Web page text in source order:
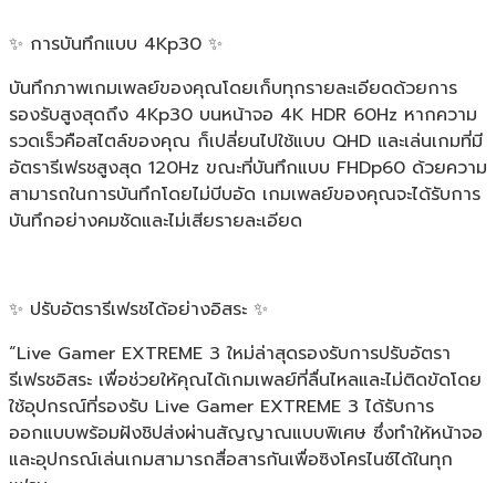
✨ การบันทึกแบบ 4Kp30 ✨
บันทึกภาพเกมเพลย์ของคุณโดยเก็บทุกรายละเอียดด้วยการ
รองรับสูงสุดถึง 4Kp30 บนหน้าจอ 4K HDR 60Hz หากความ
รวดเร็วคือสไตล์ของคุณ ก็เปลี่ยนไปใช้แบบ QHD และเล่นเกมที่มี
อัตรารีเฟรชสูงสุด 120Hz ขณะที่บันทึกแบบ FHDp60 ด้วยความ
สามารถในการบันทึกโดยไม่บีบอัด เกมเพลย์ของคุณจะได้รับการ
บันทึกอย่างคมชัดและไม่เสียรายละเอียด
✨ ปรับอัตรารีเฟรชได้อย่างอิสระ ✨
“Live Gamer EXTREME 3 ใหม่ล่าสุดรองรับการปรับอัตรา
รีเฟรชอิสระ เพื่อช่วยให้คุณได้เกมเพลย์ที่ลื่นไหลและไม่ติดขัดโดย
ใช้อุปกรณ์ที่รองรับ Live Gamer EXTREME 3 ได้รับการ
ออกแบบพร้อมฝังชิปส่งผ่านสัญญาณแบบพิเศษ ซึ่งทำให้หน้าจอ
และอุปกรณ์เล่นเกมสามารถสื่อสารกันเพื่อซิงโครไนซ์ได้ในทุก